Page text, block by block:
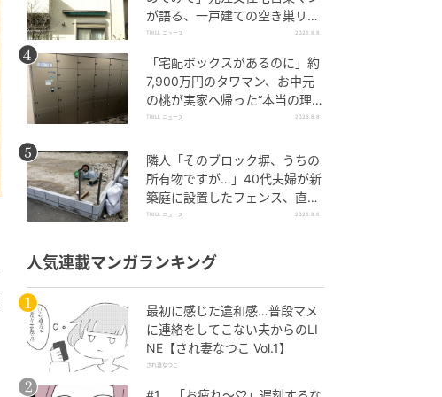
が語る、一戸建ての空き巣リス
クを下げる数分の段取り
TRILL ニュース 2026.8.8
「宅配ボックスがあるのに」約
7,900万円のタワマン、お中元
の桃が実家へ帰った“本当の理
由”【一級建築士は見た】
TRILL ニュース 2026.8.8
隣人「そのブロック塀、うちの
所有物ですが…」40代夫婦が新
築庭に設置したフェンス、直後
に迫られた"顛末"
TRILL ニュース 2026.8.6
人気連載マンガランキング
最初に感じた違和感…普段マメ
に連絡をしてこない夫からのLI
NE【され妻なつこ Vol.1】
され妻なつこ